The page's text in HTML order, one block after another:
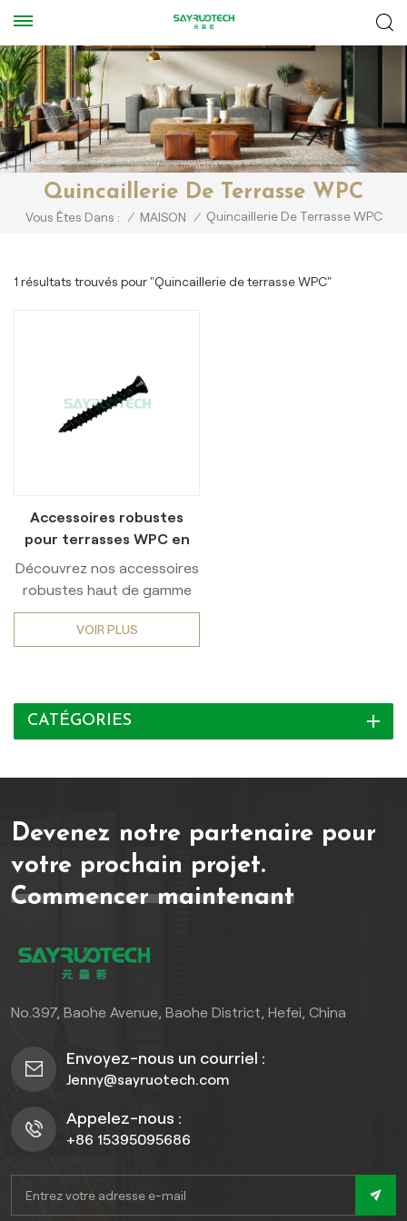
Quincaillerie De Terrasse WPC
Vous Êtes Dans : / MAISON / Quincaillerie De Terrasse WPC
1 résultats trouvés pour "Quincaillerie de terrasse WPC"
Accessoires robustes
pour terrasses WPC en
Découvrez nos accessoires
robustes haut de gamme
pour terrasses en
composite bois-plastique,
espace extérieur avec des
accessoires durables et
fonctionnalité et
l'esthétique de votre
terrasse en composite
bois-plastique,
durables. Adoptez
l'élégance de l'acier
inoxydable et offrez-vous
sophistication pour votre
oasis extérieure.
VOIR PLUS
CATÉGORIES
Devenez notre partenaire pour
votre prochain projet.
Commencer maintenant
No.397, Baohe Avenue, Baohe District, Hefei, China
Envoyez-nous un courriel :
Jenny@sayruotech.com
Appelez-nous :
+86 15395095686